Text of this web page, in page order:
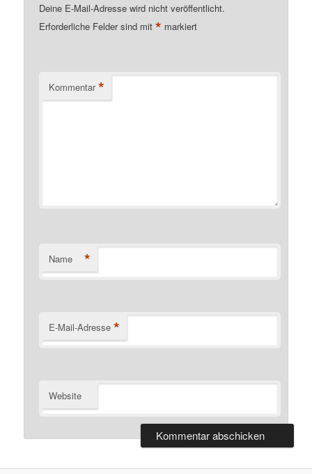
Deine E-Mail-Adresse wird nicht veröffentlicht.
Erforderliche Felder sind mit* markiert
Kommentar *
Name *
E-Mail-Adresse *
Website